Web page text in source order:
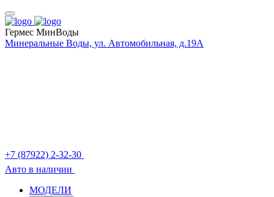
Гермес МинВоды
Минеральные Воды, ул. Автомобильная, д.19А
+7 (87922) 2-32-30
Авто в наличии
МОДЕЛИ